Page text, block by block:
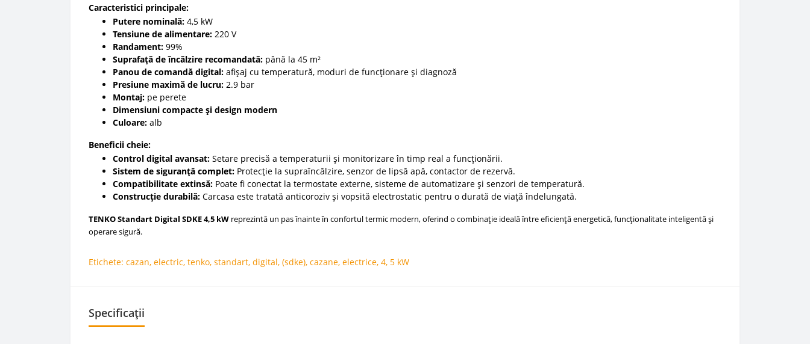
Caracteristici principale:
Putere nominală: 4,5 kW
Tensiune de alimentare: 220 V
Randament: 99%
Suprafață de încălzire recomandată: până la 45 m²
Panou de comandă digital: afișaj cu temperatură, moduri de funcționare și diagnoză
Presiune maximă de lucru: 2.9 bar
Montaj: pe perete
Dimensiuni compacte și design modern
Culoare: alb
Beneficii cheie:
Control digital avansat: Setare precisă a temperaturii și monitorizare în timp real a funcționării.
Sistem de siguranță complet: Protecție la supraîncălzire, senzor de lipsă apă, contactor de rezervă.
Compatibilitate extinsă: Poate fi conectat la termostate externe, sisteme de automatizare și senzori de temperatură.
Construcție durabilă: Carcasa este tratată anticoroziv și vopsită electrostatic pentru o durată de viață îndelungată.
TENKO Standart Digital SDKE 4,5 kW reprezintă un pas înainte în confortul termic modern, oferind o combinație ideală între eficiență energetică, funcționalitate inteligentă și
operare sigură.
Etichete: cazan, electric, tenko, standart, digital, (sdke), cazane, electrice, 4, 5 kW
Specificații